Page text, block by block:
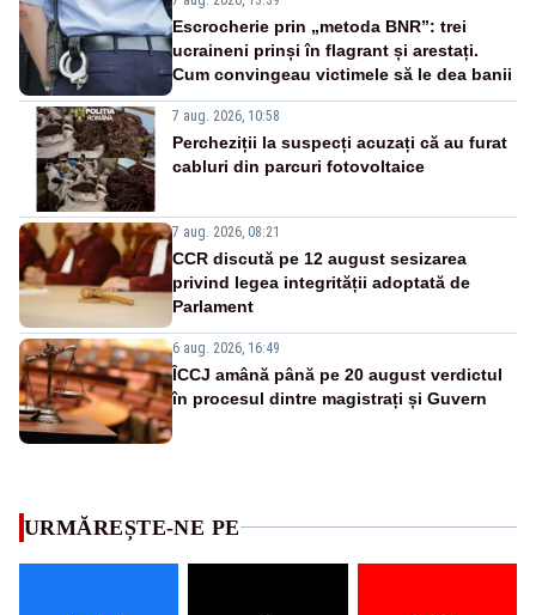
Escrocherie prin „metoda BNR”: trei
ucraineni prinși în flagrant și arestați.
Cum convingeau victimele să le dea banii
7 aug. 2026, 10:58
Percheziții la suspecți acuzați că au furat
cabluri din parcuri fotovoltaice
7 aug. 2026, 08:21
CCR discută pe 12 august sesizarea
privind legea integrității adoptată de
Parlament
6 aug. 2026, 16:49
ÎCCJ amână până pe 20 august verdictul
în procesul dintre magistrați și Guvern
URMĂREȘTE-NE PE